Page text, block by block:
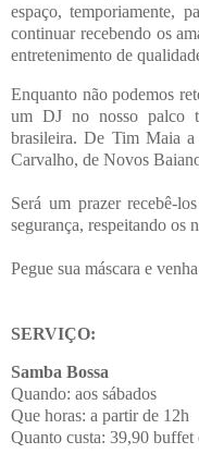
espaço, temporiamente,
continuar recebendo os
entretenimento de
Enquanto não podemos
um DJ no nosso palco
brasileira. De Tim Maia
Carvalho, de Novos
Será um prazer recebê-
segurança, respeitando os
Pegue sua máscara e
SERVIÇO:
Samba Bossa
Quando: aos sábados
Que horas: a partir de 12h
Quanto custa: 39,90 buffet